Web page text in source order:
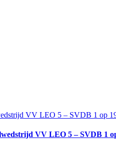
VV LEO 5 – SVDB 1 op
VV LEO 5 – SVDB 1